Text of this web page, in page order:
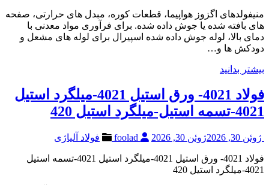
منیفولدهای اگزوز هواپیما، قطعات کوره، مبدل های حرارتی، صفحه
های بافته شده یا جوش داده شده. برای فرآوری مواد معدنی با
دمای بالا، لوله جوش داده شده اسپیرال برای لوله های مشعل و
دودکش ها و…
بیشتر بدانید
فولاد 4021- ورق استیل 4021-میلگرد استیل
4021-تسمه استیل-میلگرد استیل 420
ژوئن 30, 2026 ژوئن 30, 2026 فولاد آلیاژی
فولاد 4021- ورق استیل 4021-میلگرد استیل 4021-تسمه استیل
4021-میلگرد استیل 420